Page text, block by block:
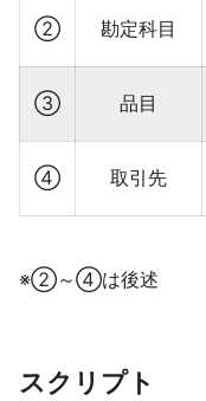
② 勘定科目
③ 品目
④ 取引先
※②～④は後述
スクリプト